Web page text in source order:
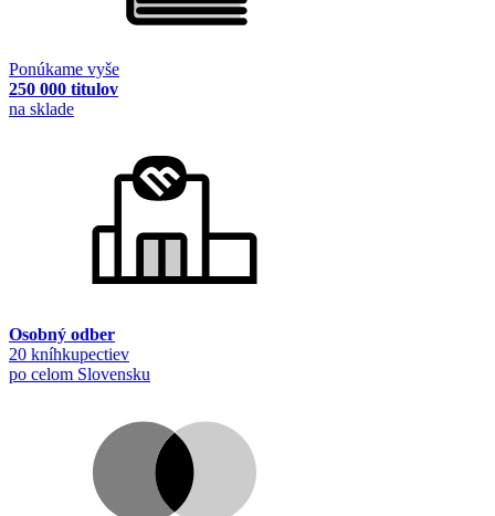
Ponúkame vyše
250 000 titulov
na sklade
Osobný odber
20 kníhkupectiev
po celom Slovensku